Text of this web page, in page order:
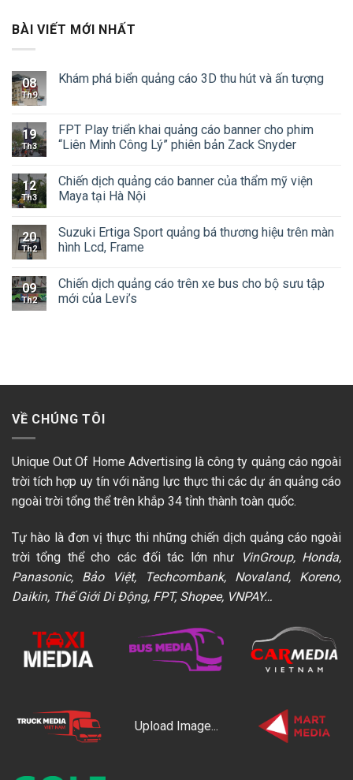
BÀI VIẾT MỚI NHẤT
08
Th9
Khám phá biển quảng cáo 3D thu hút và ấn tượng
19
Th3
FPT Play triển khai quảng cáo banner cho phim
“Liên Minh Công Lý” phiên bản Zack Snyder
12
Th3
Chiến dịch quảng cáo banner của thẩm mỹ viện
Maya tại Hà Nội
20
Th2
Suzuki Ertiga Sport quảng bá thương hiệu trên màn
hình Lcd, Frame
09
Th2
Chiến dịch quảng cáo trên xe bus cho bộ sưu tập
mới của Levi’s
VỀ CHÚNG TÔI
Unique Out Of Home Advertising là công ty quảng cáo ngoài
trời tích hợp uy tín với năng lực thực thi các dự án quảng cáo
ngoài trời tổng thể trên khắp 34 tỉnh thành toàn quốc.
Tự hào là đơn vị thực thi những chiến dịch quảng cáo ngoài
trời tổng thể cho các đối tác lớn như
VinGroup, Honda,
Panasonic, Bảo Việt, Techcombank, Novaland, Koreno,
Daikin, Thế Giới Di Động, FPT, Shopee, VNPAY…
Upload Image...